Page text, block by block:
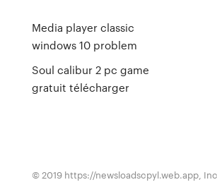
Media player classic
windows 10 problem
Soul calibur 2 pc game
gratuit télécharger
© 2019 https://newsloadscpyl.web.app,